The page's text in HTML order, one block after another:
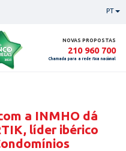
PT
NOVAS PROPOSTAS
210 960 700
Chamada para a rede fixa nacional
a INMHO dá
líder ibérico